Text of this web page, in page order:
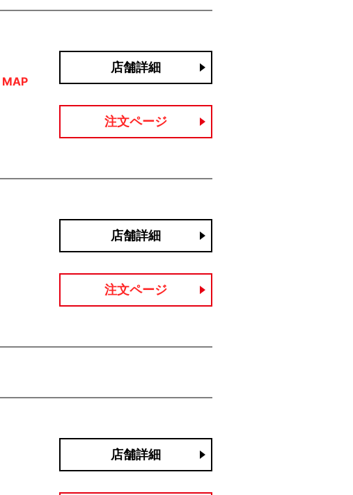
MAP
店舗詳細
注文ページ
店舗詳細
注文ページ
店舗詳細